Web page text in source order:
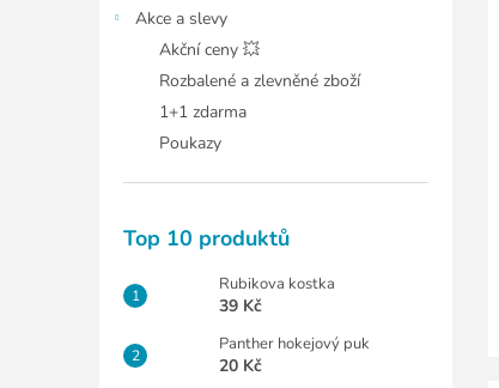
Akce a slevy
Akční ceny 💥
Rozbalené a zlevněné zboží
1+1 zdarma
Poukazy
Top 10 produktů
Rubikova kostka
39 Kč
Panther hokejový puk
20 Kč